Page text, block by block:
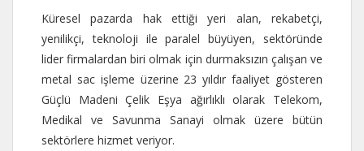
Küresel pazarda hak ettiği yeri alan, rekabetçi,
yenilikçi, teknoloji ile paralel büyüyen, sektöründe
lider firmalardan biri olmak için durmaksızın çalışan ve
metal sac işleme üzerine 23 yıldır faaliyet gösteren
Güçlü Madeni Çelik Eşya ağırlıklı olarak Telekom,
Medikal ve Savunma Sanayi olmak üzere bütün
sektörlere hizmet veriyor.